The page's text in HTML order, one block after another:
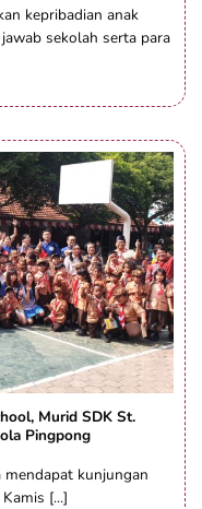
kepribadian anak
sekolah serta para
Murid SDK St.
Pingpong
mendapat kunjungan
[...]